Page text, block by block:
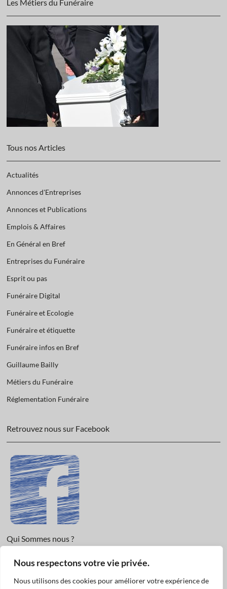
Nous respectons votre vie privée.
Nous utilisons des cookies pour améliorer votre expérience de
Les Métiers du Funéraire
Tous nos Articles
Actualités
Annonces d'Entreprises
Annonces et Publications
Emplois & Affaires
En Général en Bref
Entreprises du Funéraire
Esprit ou pas
Funéraire Digital
Funéraire et Ecologie
Funéraire et étiquette
Funéraire infos en Bref
Guillaume Bailly
Métiers du Funéraire
Réglementation Funéraire
Retrouvez nous sur Facebook
Qui Sommes nous ?
Informations légales et Protection des données.